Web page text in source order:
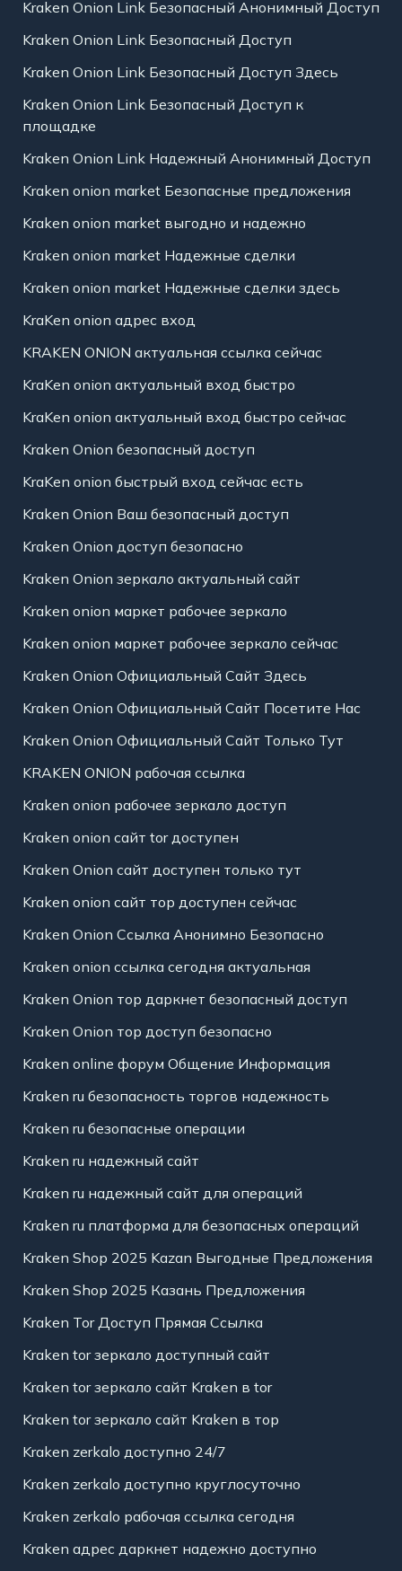
Kraken Onion Link Безопасный Анонимный Доступ
Kraken Onion Link Безопасный Доступ
Kraken Onion Link Безопасный Доступ Здесь
Kraken Onion Link Безопасный Доступ к
площадке
Kraken Onion Link Надежный Анонимный Доступ
Kraken onion market Безопасные предложения
Kraken onion market выгодно и надежно
Kraken onion market Надежные сделки
Kraken onion market Надежные сделки здесь
KraKen onion адрес вход
KRAKEN ONION актуальная ссылка сейчас
KraKen onion актуальный вход быстро
KraKen onion актуальный вход быстро сейчас
Kraken Onion безопасный доступ
KraKen onion быстрый вход сейчас есть
Kraken Onion Ваш безопасный доступ
Kraken Onion доступ безопасно
Kraken Onion зеркало актуальный сайт
Kraken onion маркет рабочее зеркало
Kraken onion маркет рабочее зеркало сейчас
Kraken Onion Официальный Сайт Здесь
Kraken Onion Официальный Сайт Посетите Нас
Kraken Onion Официальный Сайт Только Тут
KRAKEN ONION рабочая ссылка
Kraken onion рабочее зеркало доступ
Kraken onion сайт tor доступен
Kraken Onion сайт доступен только тут
Kraken onion сайт тор доступен сейчас
Kraken Onion Ссылка Анонимно Безопасно
Kraken onion ссылка сегодня актуальная
Kraken Onion тор даркнет безопасный доступ
Kraken Onion тор доступ безопасно
Kraken online форум Общение Информация
Kraken ru безопасность торгов надежность
Kraken ru безопасные операции
Kraken ru надежный сайт
Kraken ru надежный сайт для операций
Kraken ru платформа для безопасных операций
Kraken Shop 2025 Kazan Выгодные Предложения
Kraken Shop 2025 Казань Предложения
Kraken Tor Доступ Прямая Ссылка
Kraken tor зеркало доступный сайт
Kraken tor зеркало сайт Kraken в tor
Kraken tor зеркало сайт Kraken в тор
Kraken zerkalo доступно 24/7
Kraken zerkalo доступно круглосуточно
Kraken zerkalo рабочая ссылка сегодня
Kraken адрес даркнет надежно доступно